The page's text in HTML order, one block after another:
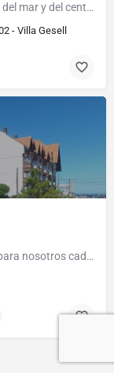
Hotel Hansa se encuentra a tan sólo 300 mts del mar y del centro de la ciudad.
- Villa Gesell
Un servicio cuidado y personalizado, porque para nosotros cada cliente es importante